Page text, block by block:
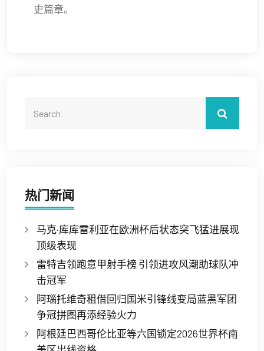
史篇章。
热门新闻
马克·库库雷利亚在欧洲杯后状态突飞猛进展现
顶级表现
雷特吉领跑意甲射手榜 引领进攻风潮助球队冲
击冠军
阿瑙托维奇租借回归国米引锋线变局蓝黑军团
争冠拼图再添经验火力
阿根廷巴西哥伦比亚等六国锁定2026世界杯南